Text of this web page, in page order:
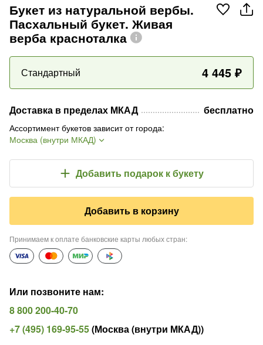
Букет из натуральной вербы.
Пасхальный букет. Живая
верба красноталка
Стандартный 4 445 ₽
Доставка в пределах МКАД бесплатно
Ассортимент букетов зависит от города:
Москва (внутри МКАД)
Добавить подарок к букету
Добавить в корзину
Принимаем к оплате банковские карты любых стран:
Или позвоните нам:
8 800 200-40-70
+7 (495) 169-95-55(Москва (внутри МКАД))